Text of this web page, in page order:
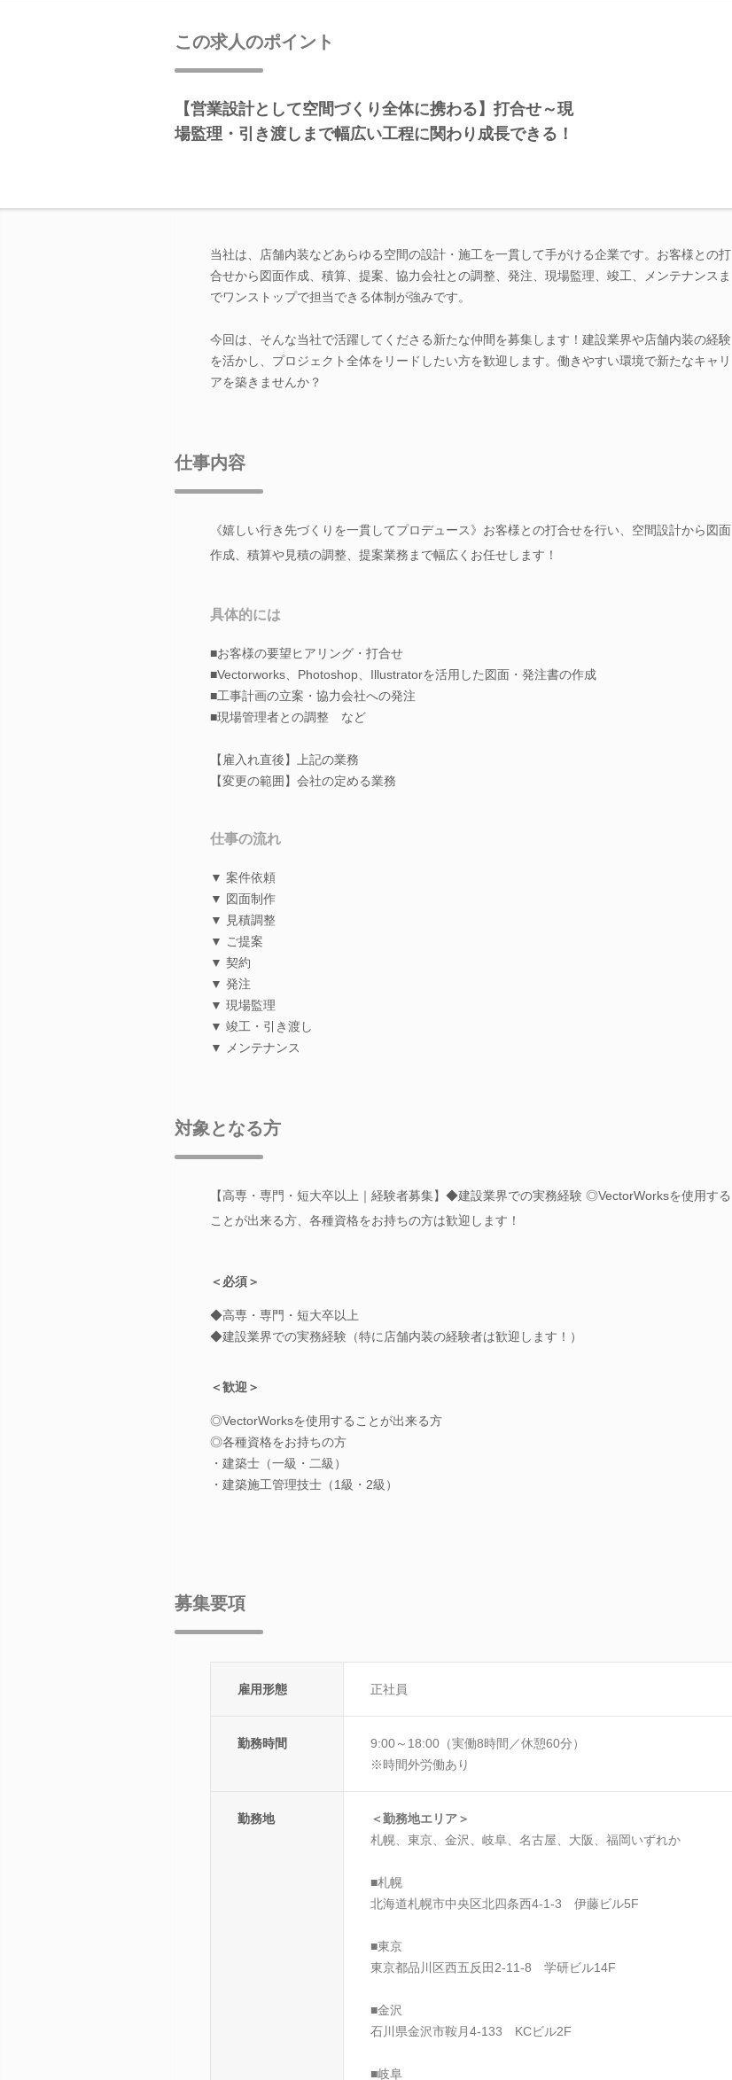
この求人のポイント
【営業設計として空間づくり全体に携わる】打合せ～現
場監理・引き渡しまで幅広い工程に関わり成長できる！
当社は、店舗内装などあらゆる空間の設計・施工を一貫して手がける企業です。お客様との打
合せから図面作成、積算、提案、協力会社との調整、発注、現場監理、竣工、メンテナンスま
でワンストップで担当できる体制が強みです。
今回は、そんな当社で活躍してくださる新たな仲間を募集します！建設業界や店舗内装の経験
を活かし、プロジェクト全体をリードしたい方を歓迎します。働きやすい環境で新たなキャリ
アを築きませんか？
仕事内容
《嬉しい行き先づくりを一貫してプロデュース》お客様との打合せを行い、空間設計から図面
作成、積算や見積の調整、提案業務まで幅広くお任せします！
具体的には
■お客様の要望ヒアリング・打合せ
■Vectorworks、Photoshop、Illustratorを活用した図面・発注書の作成
■工事計画の立案・協力会社への発注
■現場管理者との調整 など
【雇入れ直後】上記の業務
【変更の範囲】会社の定める業務
仕事の流れ
▼ 案件依頼
▼ 図面制作
▼ 見積調整
▼ ご提案
▼ 契約
▼ 発注
▼ 現場監理
▼ 竣工・引き渡し
▼ メンテナンス
対象となる方
【高専・専門・短大卒以上｜経験者募集】◆建設業界での実務経験 ◎VectorWorksを使用する
ことが出来る方、各種資格をお持ちの方は歓迎します！
＜必須＞
◆高専・専門・短大卒以上
◆建設業界での実務経験（特に店舗内装の経験者は歓迎します！）
＜歓迎＞
◎VectorWorksを使用することが出来る方
◎各種資格をお持ちの方
・建築士（一級・二級）
・建築施工管理技士（1級・2級）
募集要項
雇用形態 正社員
勤務時間
9:00～18:00（実働8時間／休憩60分）
※時間外労働あり
勤務地
＜勤務地エリア＞
札幌、東京、金沢、岐阜、名古屋、大阪、福岡いずれか
■札幌
北海道札幌市中央区北四条西4-1-3 伊藤ビル5F
■東京
東京都品川区西五反田2-11-8 学研ビル14F
■金沢
石川県金沢市鞍月4-133 KCビル2F
■岐阜